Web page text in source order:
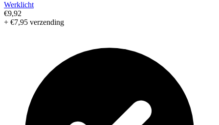
Werklicht
€9,92
+ €7,95 verzending